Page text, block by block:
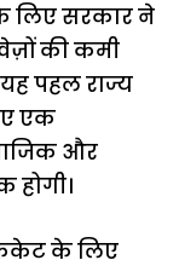
लिए सरकार ने
की कमी
पहल राज्य
एक
और
होगी।
के लिए